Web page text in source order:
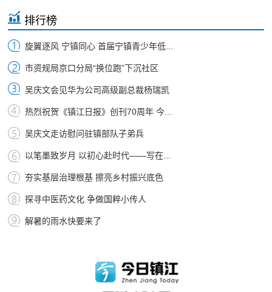
排行榜
旋翼逐风 宁镇同心 首届宁镇青少年低...
市资规局京口分局“换位跑”下沉社区
吴庆文会见华为公司高级副总裁杨瑞凯
热烈祝贺《镇江日报》创刊70周年 今...
吴庆文走访慰问驻镇部队子弟兵
以笔墨致岁月 以初心赴时代——写在...
夯实基层治理根基 擦亮乡村振兴底色
探寻中医药文化 争做国粹小传人
解暑的雨水快要来了